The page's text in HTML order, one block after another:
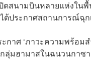
ดสนามบินหลายแห่งใ
ด้ประกาศสถานการณ์
าศ ‘ภาวะความพร้อมส
ลุ่มฮามาสในฉนวนกาซ